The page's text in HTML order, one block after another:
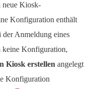
neue Kiosk-
Konfiguration enthält
Anmeldung eines
keine Konfiguration,
Kiosk erstellen angelegt
Konfiguration